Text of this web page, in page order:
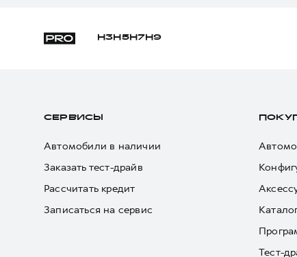
H3 H5H7 H9
СЕРВИСЫ
Автомобили в наличии
Заказать тест-драйв
Рассчитать кредит
Записаться на сервис
Тест-